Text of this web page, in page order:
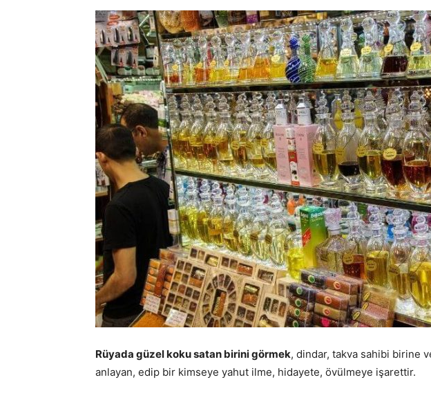
Rüyada güzel koku satan birini görmek, dindar, takva sahibi birine
anlayan, edip bir kimseye yahut ilme, hidayete, övülmeye işarettir.